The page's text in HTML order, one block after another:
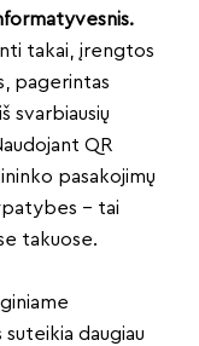
takai, įrengtos
pagerintas
svarbiausių
QR
pasakojimų
– tai
takuose.
daugiau